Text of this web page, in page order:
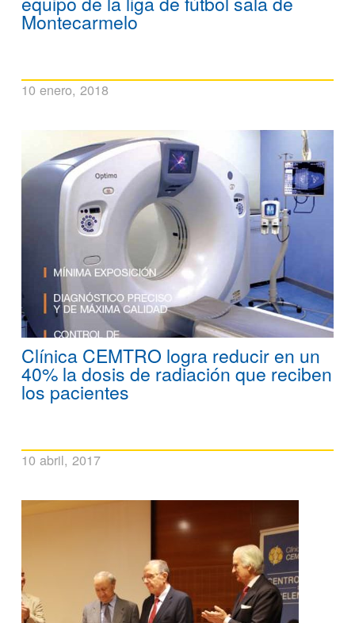
Montecarmelo
10 enero, 2018
Clínica CEMTRO logra reducir en un
40% la dosis de radiación que reciben
los pacientes
10 abril, 2017